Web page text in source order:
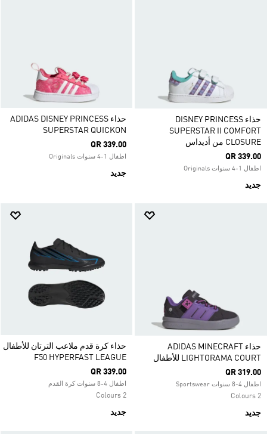
حذاء DISNEY PRINCESS
SUPERSTAR II COMFORT
CLOSURE من أديداس
QR 339.00
اطفال 1-4 سنوات Originals
جديد
حذاء ADIDAS DISNEY PRINCESS
SUPERSTAR QUICKON
QR 339.00
اطفال 1-4 سنوات Originals
جديد
حذاء ADIDAS MINECRAFT
LIGHTORAMA COURT للأطفال
QR 319.00
اطفال 4-8 سنوات Sportswear
2 Colours
جديد
حذاء كرة قدم ملاعب الترتان للأطفال
F50 HYPERFAST LEAGUE
QR 339.00
اطفال 4-8 سنوات كرة القدم
2 Colours
جديد